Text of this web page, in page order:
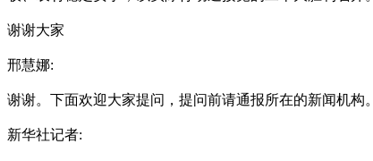
谢谢大家
邢慧娜:
谢谢。下面欢迎大家提问，提问前请通报所在的新闻机构。
新华社记者: